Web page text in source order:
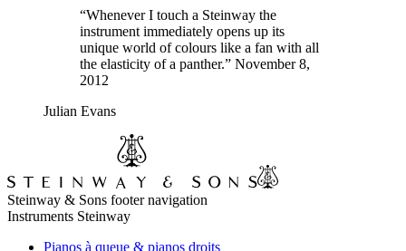
“Whenever I touch a Steinway the
instrument immediately opens up its
unique world of colours like a fan with all
the elasticity of a panther.” November 8,
2012
Julian Evans
Steinway & Sons footer navigation
Instruments Steinway
Pianos à queue & pianos droits